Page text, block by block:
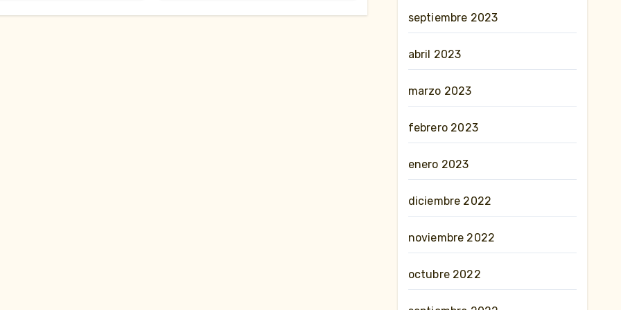
septiembre 2023
abril 2023
marzo 2023
febrero 2023
enero 2023
diciembre 2022
noviembre 2022
octubre 2022